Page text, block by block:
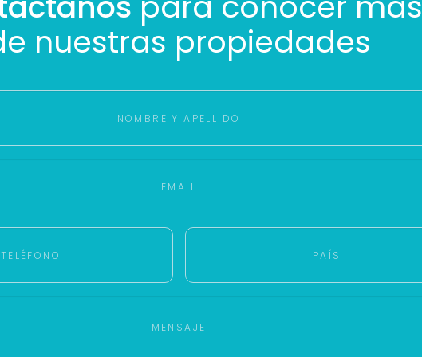
nuestras propiedades